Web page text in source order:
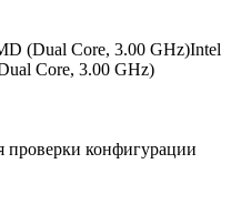
(Dual Core, 3.00 GHz)Intel
Core, 3.00 GHz)
проверки конфигурации